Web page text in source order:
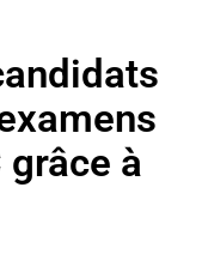
à